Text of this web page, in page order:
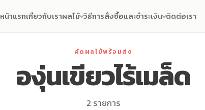
หน้าแรกเกี่ยวกับเราผลไม้ วิธีการสั่งซื้อและชำระเงิน ติดต่อเรา
คัดผลไม้พร้อมส่ง
องุ่นเขียวไร้เมล็ด
2 รายการ